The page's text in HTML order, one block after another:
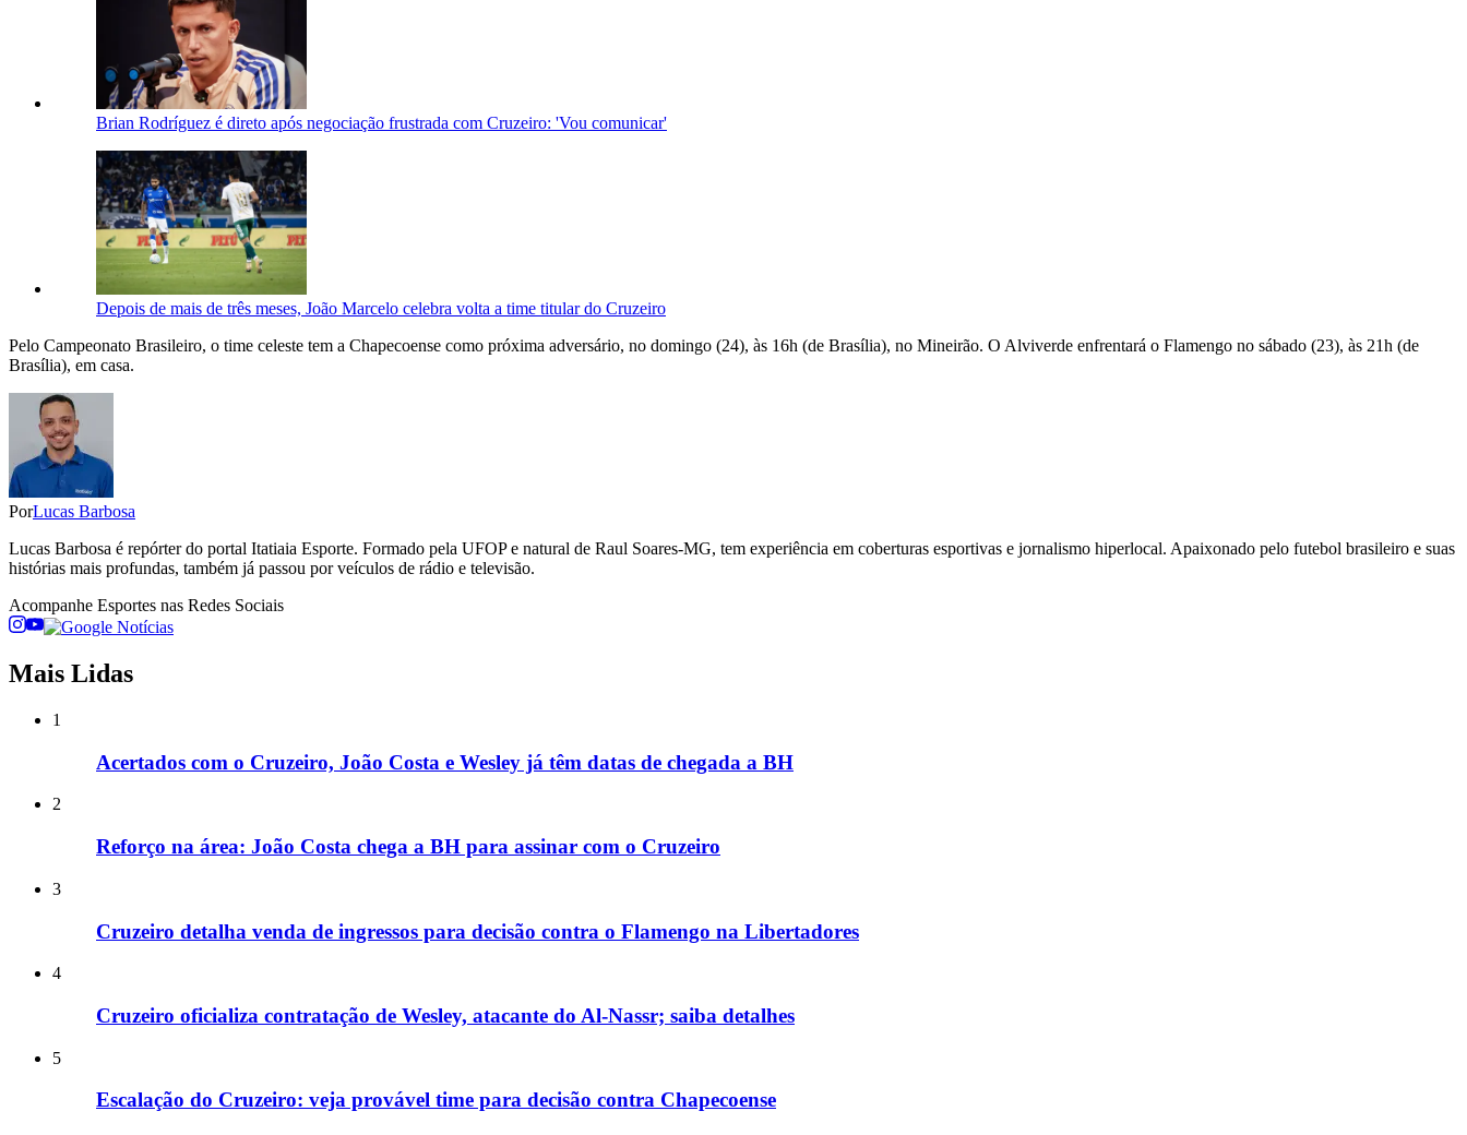
Brian Rodríguez é direto após negociação frustrada com Cruzeiro: 'Vou comunicar'
Depois de mais de três meses, João Marcelo celebra volta a time titular do Cruzeiro
Pelo Campeonato Brasileiro, o time celeste tem a Chapecoense como próxima adversário, no domingo (24), às 16h (de Brasília), no Mineirão. O Alviverde enfrentará o Flamengo no sábado (23), às 21h (de
Brasília), em casa.
PorLucas Barbosa
Lucas Barbosa é repórter do portal Itatiaia Esporte. Formado pela UFOP e natural de Raul Soares-MG, tem experiência em coberturas esportivas e jornalismo hiperlocal. Apaixonado pelo futebol brasileiro e suas
histórias mais profundas, também já passou por veículos de rádio e televisão.
Acompanhe Esportes nas Redes Sociais
Mais Lidas
1
Acertados com o Cruzeiro, João Costa e Wesley já têm datas de chegada a BH
2
Reforço na área: João Costa chega a BH para assinar com o Cruzeiro
3
Cruzeiro detalha venda de ingressos para decisão contra o Flamengo na Libertadores
4
Cruzeiro oficializa contratação de Wesley, atacante do Al-Nassr; saiba detalhes
5
Escalação do Cruzeiro: veja provável time para decisão contra Chapecoense